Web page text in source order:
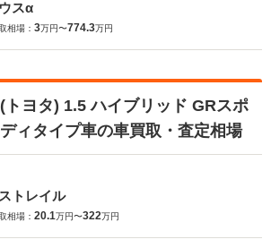
スα
相場： 3万円〜774.3万円
トヨタ) 1.5 ハイブリッド GRスポ
ィタイプ車の車買取・査定相場
トレイル
相場： 20.1万円〜322万円